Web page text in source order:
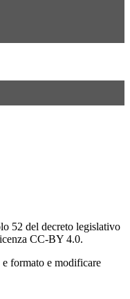
52 del decreto legislativo
CC-BY 4.0.
formato e modificare